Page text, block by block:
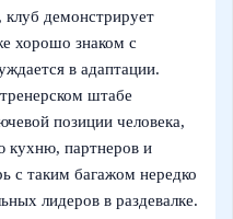
клуб демонстрирует
хорошо знаком с
в адаптации.
штабе
позиции человека,
кухню, партнеров и
с таким багажом нередко
лидеров в раздевалке.